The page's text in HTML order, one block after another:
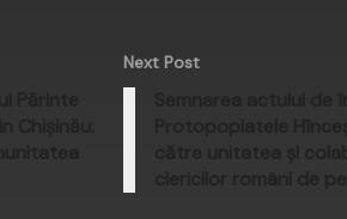
Next Post